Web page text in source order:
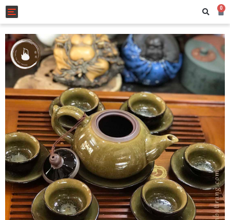
Toggle navigation 0